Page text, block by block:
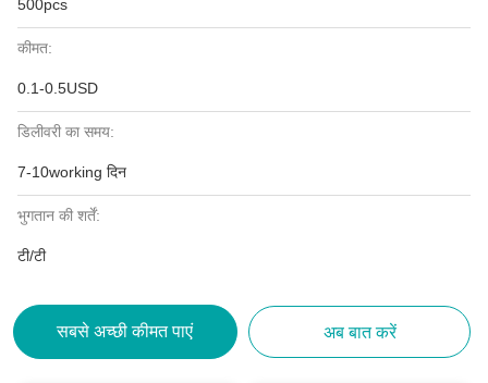
500pcs
कीमत:
0.1-0.5USD
डिलीवरी का समय:
7-10working दिन
भुगतान की शर्तें:
टी/टी
सबसे अच्छी कीमत पाएं अब बात करें